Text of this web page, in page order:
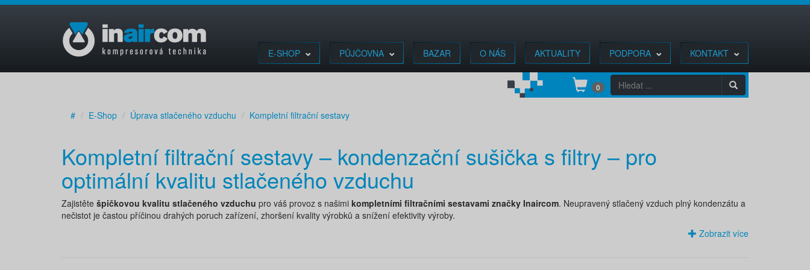
E-SHOP PŮJČOVNA BAZAR O NÁS AKTUALITY PODPORA KONTAKT
0
# E-Shop Úprava stlačeného vzduchu Kompletní filtrační sestavy
Kompletní filtrační sestavy – kondenzační sušička s filtry – pro
optimální kvalitu stlačeného vzduchu
Zajistěte špičkovou kvalitu stlačeného vzduchu pro váš provoz s našimi kompletními filtračními sestavami značky Inaircom. Neupravený stlačený vzduch plný kondenzátu a
nečistot je častou příčinou drahých poruch zařízení, zhoršení kvality výrobků a snížení efektivity výroby.
Zobrazit více